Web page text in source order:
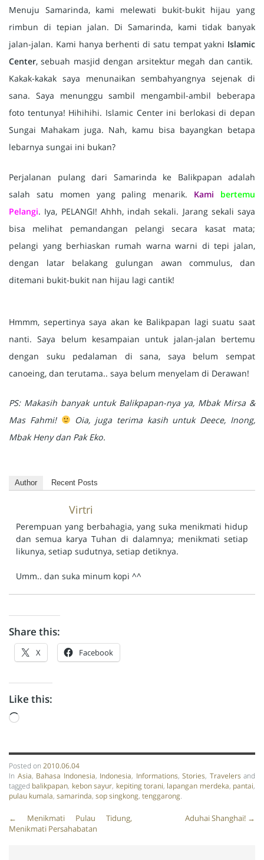
Menuju Samarinda, kami melewati bukit-bukit hijau yang
rimbun di tepian jalan. Di Samarinda, kami tidak banyak
jalan-jalan. Kami hanya berhenti di satu tempat yakni Islamic
Center, sebuah masjid dengan arsitektur megah dan cantik.
Kakak-kakak saya menunaikan sembahyangnya sejenak di
sana. Saya menunggu sambil mengambil-ambil beberapa
foto tentunya! Hihihihi. Islamic Center ini berlokasi di depan
Sungai Mahakam juga. Nah, kamu bisa bayangkan betapa
lebarnya sungai ini bukan?
Perjalanan pulang dari Samarinda ke Balikpapan adalah
salah satu momen yang paling menarik. Kami bertemu
Pelangi. Iya, PELANGI! Ahhh, indah sekali. Jarang sekali saya
bisa melihat pemandangan pelangi secara kasat mata;
pelangi yang berhiaskan rumah warna warni di tepi jalan,
dengan latar belakang gulungan awan commulus, dan
ditemani bukit-bukit nan hijau lagi cantik!
Hmmm, sepertinya saya akan ke Balikpapan lagi suatu saat
nanti. Saya belum kesampaian untuk jalan-jalan bertemu
dengan suku pedalaman di sana, saya belum sempat
canoeing, dan terutama.. saya belum menyelam di Derawan!
PS: Makasih banyak untuk Balikpapan-nya ya, Mbak Mirsa &
Mas Fahmi!
Oia, juga terima kasih untuk Deece, Inong,
Mbak Heny dan Pak Eko.
Author Recent Posts
Virtri
Perempuan yang berbahagia, yang suka menikmati hidup
dan semua karya Tuhan di dalamnya; menikmati setiap
likunya, setiap sudutnya, setiap detiknya.
Umm.. dan suka minum kopi ^^
Share this:
X Facebook
Like this:
Loading…
Posted on 2010.06.04
In Asia, Bahasa Indonesia, Indonesia, Informations, Stories, Travelers and
tagged balikpapan, kebon sayur, kepiting torani, lapangan merdeka, pantai,
pulau kumala, samarinda, sop singkong, tenggarong.
Post
←
Menikmati Pulau Tidung,
Menikmati Persahabatan
Aduhai Shanghai! →